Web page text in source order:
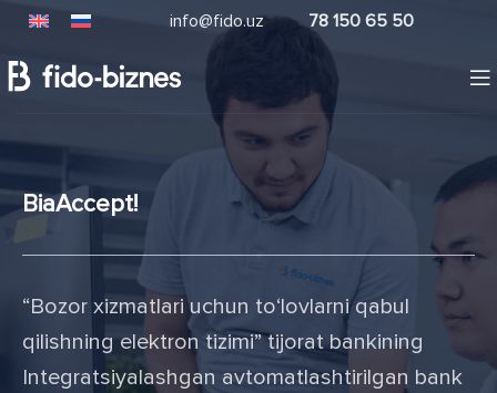
info@fido.uz 78 150 65 50
BiaAccept!
“Bozor xizmatlari uchun to‘lovlarni qabul
qilishning elektron tizimi” tijorat bankining
Integratsiyalashgan avtomatlashtirilgan bank